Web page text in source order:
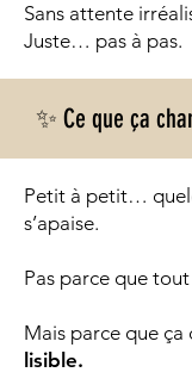
Sans attente
Juste… pas à pas.
✨ Ce que ça
Petit à petit…
s’apaise.
Pas parce que
Mais parce que ça
lisible.